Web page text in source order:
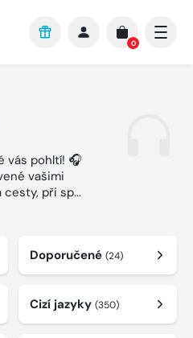
0
vás pohltí! 🎧
vašimi
cesty, při sp...
Doporučené (24)
Cizí jazyky (350)